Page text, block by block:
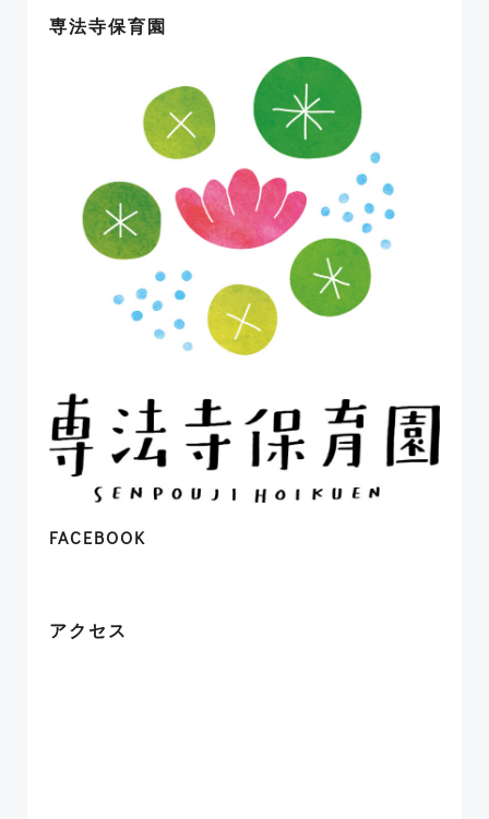
ビ
ゲ
ー
シ
ョ
ン
専法寺保育園
FACEBOOK
アクセス